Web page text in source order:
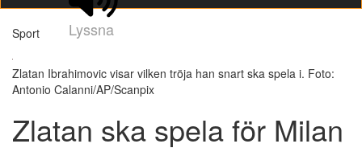
Lyssna
Sport
Zlatan Ibrahimovic visar vilken tröja han snart ska spela i. Foto:
Antonio Calanni/AP/Scanpix
Zlatan ska spela för Milan